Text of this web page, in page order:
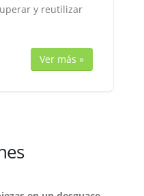
y reutilizar
Ver más »